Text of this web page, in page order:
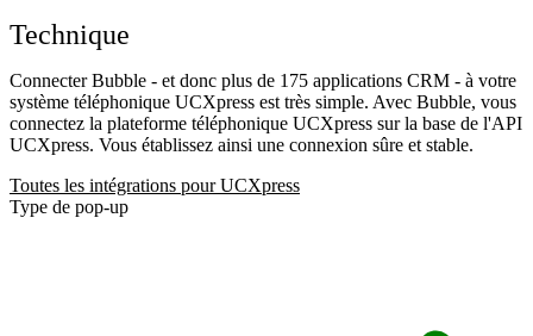
Technique
Connecter Bubble - et donc plus de 175 applications CRM - à votre
système téléphonique UCXpress est très simple. Avec Bubble, vous
connectez la plateforme téléphonique UCXpress sur la base de l'API
UCXpress. Vous établissez ainsi une connexion sûre et stable.
Toutes les intégrations pour UCXpress
Type de pop-up